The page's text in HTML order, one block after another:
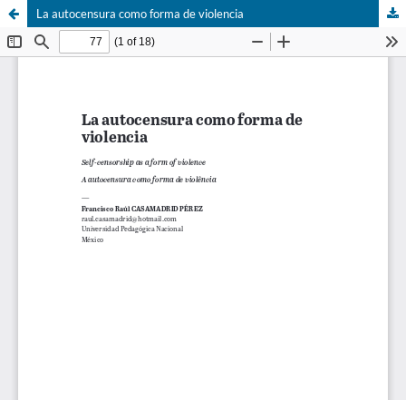
La autocensura como forma de violencia